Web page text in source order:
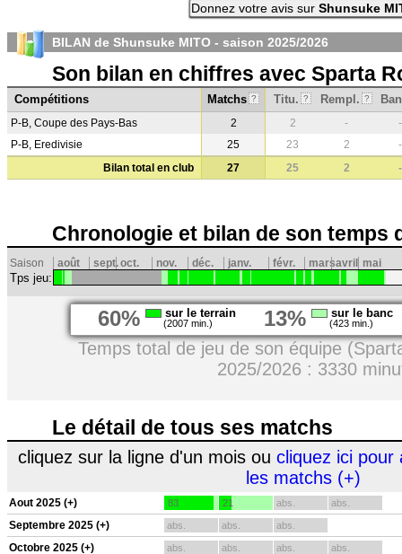
Donnez votre avis sur Shunsuke
BILAN de Shunsuke MITO - saison 2025/2026
Son bilan en chiffres avec Sparta
Compétitions Matchs ? Titu. ? Rempl. ?
P-B, Coupe des Pays-Bas 2 2 -
-
P-B, Eredivisie
25 23 2
-
Bilan total en club
27 25 2 -
Chronologie et bilan de son temps
Saison août sept.oct. nov. déc. janv. févr. marsavril mai
Tps jeu:
60% sur le terrain
(2007 min.) 13% sur le banc
(423 min.)
Temps total de jeu de son équipe
2025/2026 : 3330
Le détail de tous ses matchs
cliquez sur la ligne d'un mois ou cliquez ici pour
les matchs (+)
Aout 2025 (+) 83 21 abs. abs.
Septembre 2025 (+) abs. abs. abs.
Octobre 2025 (+) abs. abs. abs. abs.